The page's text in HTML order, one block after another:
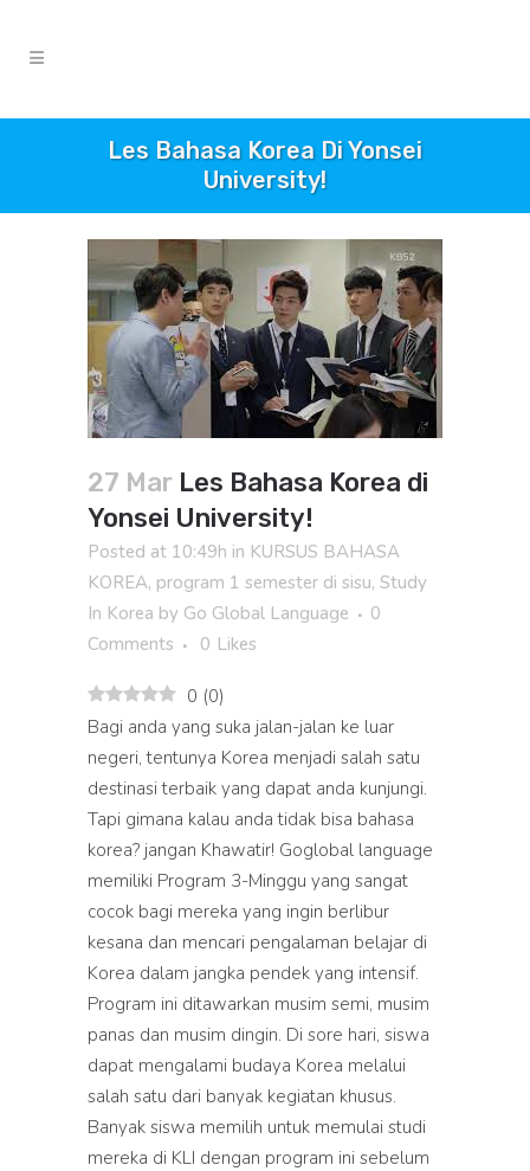
Les Bahasa Korea Di Yonsei
University!
27 Mar Les Bahasa Korea di
Yonsei University!
Posted at 10:49h in KURSUS BAHASA
KOREA, program 1 semester di sisu, Study
In Korea by Go Global Language
0
Comments
0 Likes
0 (0)
Bagi anda yang suka jalan-jalan ke luar
negeri, tentunya Korea menjadi salah satu
destinasi terbaik yang dapat anda kunjungi.
Tapi gimana kalau anda tidak bisa bahasa
korea? jangan Khawatir! Goglobal language
memiliki Program 3-Minggu yang sangat
cocok bagi mereka yang ingin berlibur
kesana dan mencari pengalaman belajar di
Korea dalam jangka pendek yang intensif.
Program ini ditawarkan musim semi, musim
panas dan musim dingin. Di sore hari, siswa
dapat mengalami budaya Korea melalui
salah satu dari banyak kegiatan khusus.
Banyak siswa memilih untuk memulai studi
mereka di KLI dengan program ini sebelum